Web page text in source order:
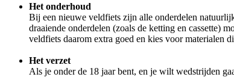
Het onderhoud
Bij een nieuwe veldfiets zijn alle onderdelen
draaiende onderdelen (zoals de ketting en cassette)
veldfiets daarom extra goed en kies voor materialen
Het verzet
Als je onder de 18 jaar bent, en je wilt wedstrijden